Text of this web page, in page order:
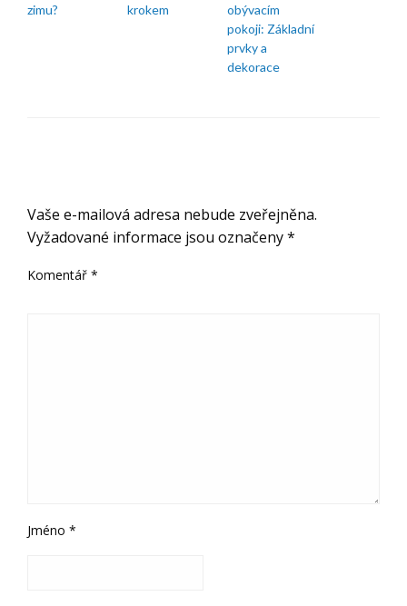
zimu?
krokem
obývacím
pokoji: Základní
prvky a
dekorace
Vaše e-mailová adresa nebude zveřejněna.
Vyžadované informace jsou označeny*
Komentář *
Jméno *